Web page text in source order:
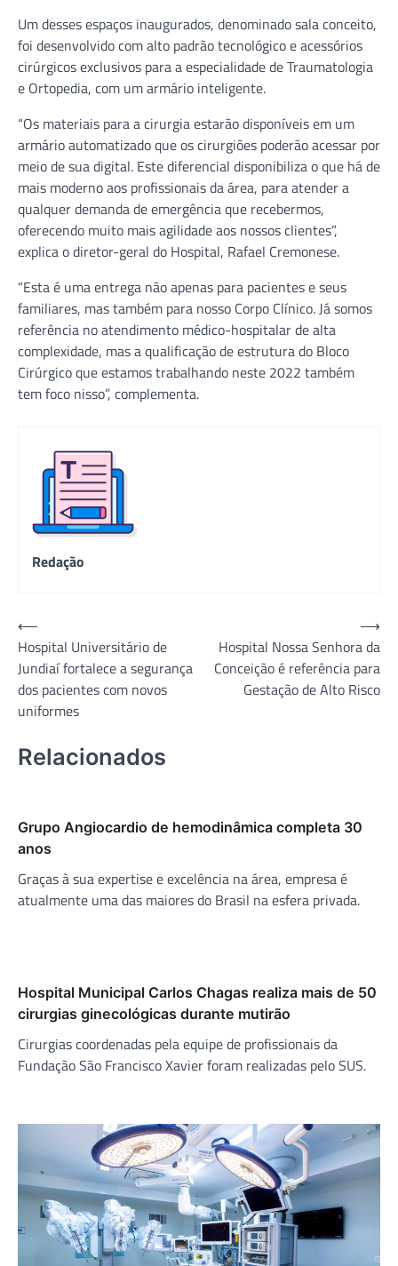
Um desses espaços inaugurados, denominado sala conceito,
foi desenvolvido com alto padrão tecnológico e acessórios
cirúrgicos exclusivos para a especialidade de Traumatologia
e Ortopedia, com um armário inteligente.
“Os materiais para a cirurgia estarão disponíveis em um
armário automatizado que os cirurgiões poderão acessar por
meio de sua digital. Este diferencial disponibiliza o que há de
mais moderno aos profissionais da área, para atender a
qualquer demanda de emergência que recebermos,
oferecendo muito mais agilidade aos nossos clientes”,
explica o diretor-geral do Hospital, Rafael Cremonese.
“Esta é uma entrega não apenas para pacientes e seus
familiares, mas também para nosso Corpo Clínico. Já somos
referência no atendimento médico-hospitalar de alta
complexidade, mas a qualificação de estrutura do Bloco
Cirúrgico que estamos trabalhando neste 2022 também
tem foco nisso”, complementa.
Redação
Navegação
de
Post
⟵
Hospital Universitário de
Jundiaí fortalece a segurança
dos pacientes com novos
uniformes
Hospital Nossa Senhora da
Conceição é referência para
Gestação de Alto Risco
⟶
Relacionados
Grupo Angiocardio de hemodinâmica completa 30
anos
Graças à sua expertise e excelência na área, empresa é
atualmente uma das maiores do Brasil na esfera privada.
Hospital Municipal Carlos Chagas realiza mais de 50
cirurgias ginecológicas durante mutirão
Cirurgias coordenadas pela equipe de profissionais da
Fundação São Francisco Xavier foram realizadas pelo SUS.